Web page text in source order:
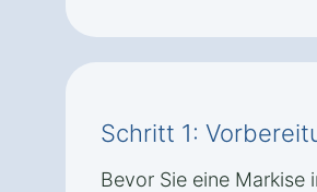
Schritt 1:
Bevor Sie eine Markise